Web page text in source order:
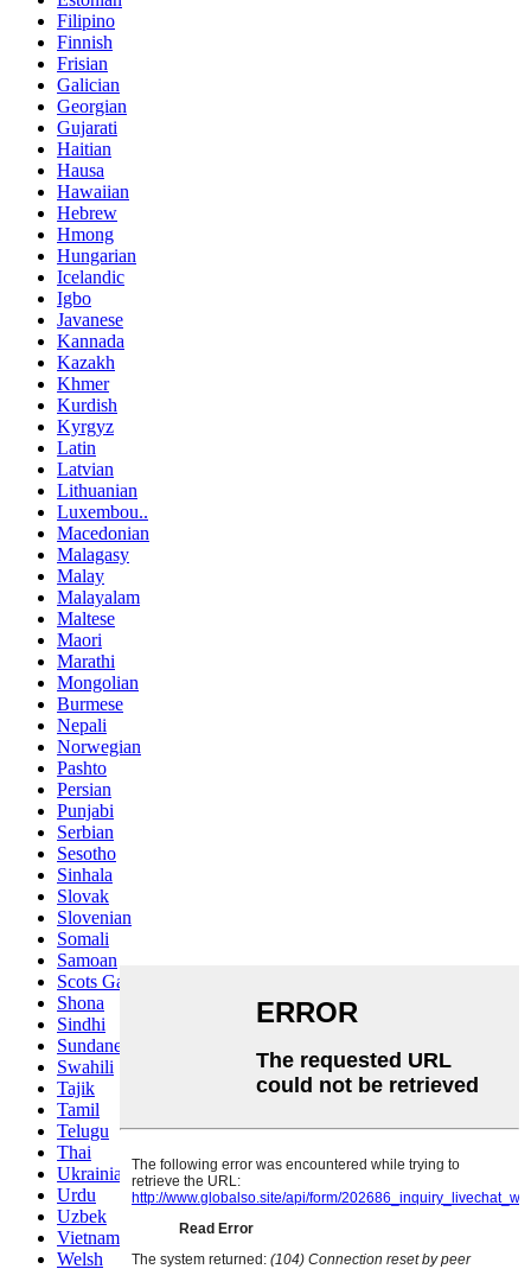
Filipino
Finnish
Frisian
Galician
Georgian
Gujarati
Haitian
Hausa
Hawaiian
Hebrew
Hmong
Hungarian
Icelandic
Igbo
Javanese
Kannada
Kazakh
Khmer
Kurdish
Kyrgyz
Latin
Latvian
Lithuanian
Luxembou..
Macedonian
Malagasy
Malay
Malayalam
Maltese
Maori
Marathi
Mongolian
Burmese
Nepali
Norwegian
Pashto
Persian
Punjabi
Serbian
Sesotho
Sinhala
Slovak
Slovenian
Somali
Samoan
Scots Gaelic
Shona
Sindhi
Sundanese
Swahili
Tajik
Tamil
Telugu
Thai
Ukrainian
Urdu
Uzbek
Vietnamese
Welsh